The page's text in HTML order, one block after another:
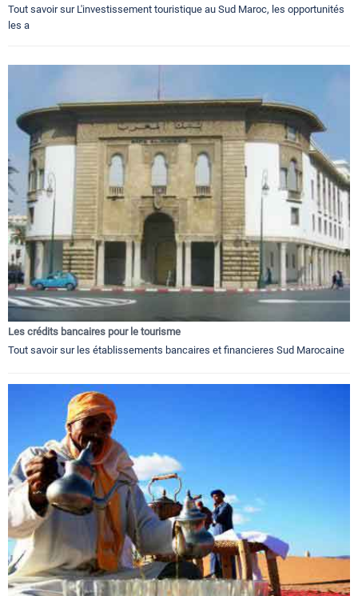
Tout savoir sur L'investissement touristique au Sud Maroc, les opportunités
les a
Les crédits bancaires pour le tourisme
Tout savoir sur les établissements bancaires et financieres Sud Marocaine